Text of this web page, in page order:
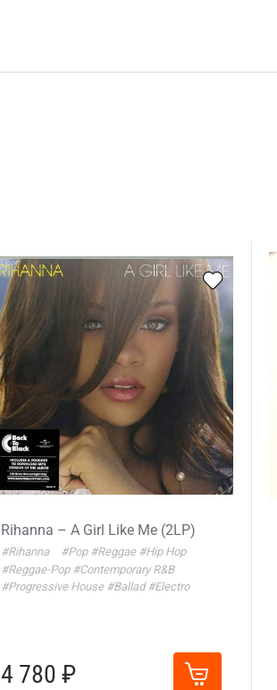
Rihanna – A Girl Like Me (2LP)
#Rihanna #Pop #Reggae #Hip Hop
#Reggae-Pop #Contemporary R&B
#Progressive House #Ballad #Electro
4 780 ₽